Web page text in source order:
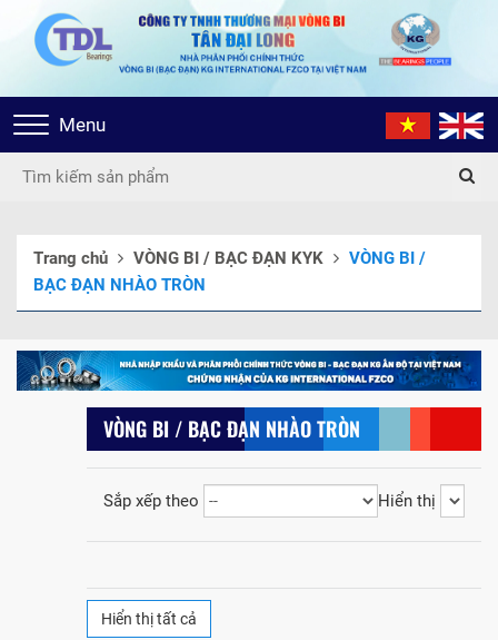
Toggle
navigation
Menu
Trang chủ VÒNG BI / BẠC ĐẠN KYK
VÒNG BI /
BẠC ĐẠN NHÀO TRÒN
VÒNG BI / BẠC ĐẠN NHÀO TRÒN
Sắp xếp theo Hiển thị
Hiển thị tất cả